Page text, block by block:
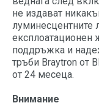
не издават
луминесцентните
експлоатационен
поддръжка и
тръби Braytron от
от 24 месеца.
Внимание